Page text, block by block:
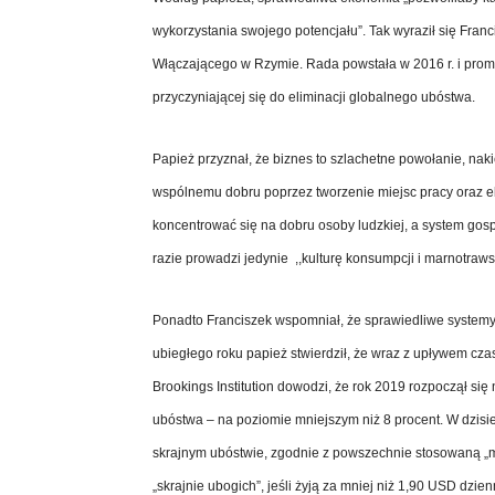
wykorzystania swojego potencjału”. Tak wyraził się
Włączającego w Rzymie. Rada powstała w 2016 r. i
przyczyniającej się do eliminacji globalnego ubóstwa.
Papież przyznał, że biznes to szlachetne powołanie,
wspólnemu dobru poprzez tworzenie miejsc pracy oraz
koncentrować się na dobru osoby ludzkiej, a system
razie prowadzi jedynie ,,kulturę konsumpcji i
Ponadto Franciszek wspomniał, że sprawiedliwe
ubiegłego roku papież stwierdził, że wraz z upływem
Brookings Institution dowodzi, że rok 2019 rozpoczął
ubóstwa – na poziomie mniejszym niż 8 procent. W
skrajnym ubóstwie, zgodnie z powszechnie stosowaną
„skrajnie ubogich”, jeśli żyją za mniej niż 1,90 USD